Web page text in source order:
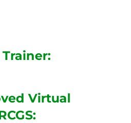
Virtual